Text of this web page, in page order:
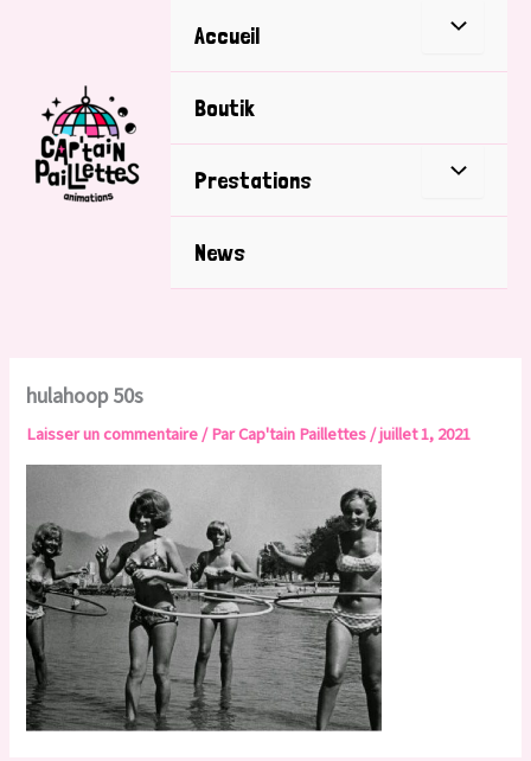
Accueil
Boutik
Prestations
News
hulahoop 50s
Laisser un commentaire/ ParCap'tain Paillettes/juillet 1, 2021